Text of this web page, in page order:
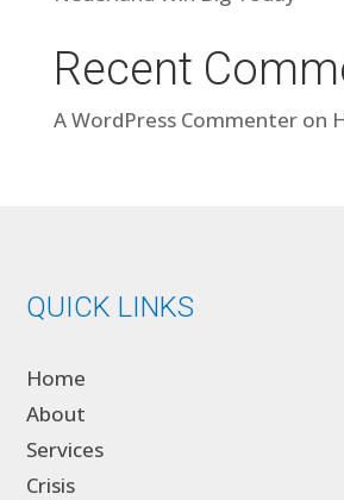
Recent
A WordPress Commenteron
QUICK LINKS
Home
About
Services
Crisis